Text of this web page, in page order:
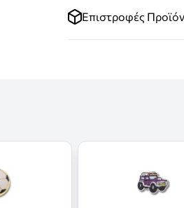
Επιστροφές